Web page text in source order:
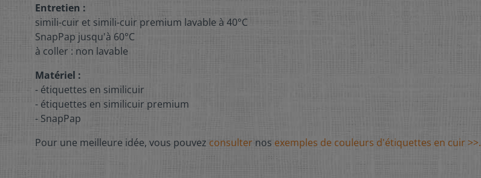
Entretien :
simili-cuir et simili-cuir premium lavable à 40°C
SnapPap jusqu'à 60°C
à coller : non lavable
Matériel :
- étiquettes en similicuir
- étiquettes en similicuir premium
- SnapPap
Pour une meilleure idée, vous pouvez consulter nos exemples de couleurs d'étiquettes en cuir >>.